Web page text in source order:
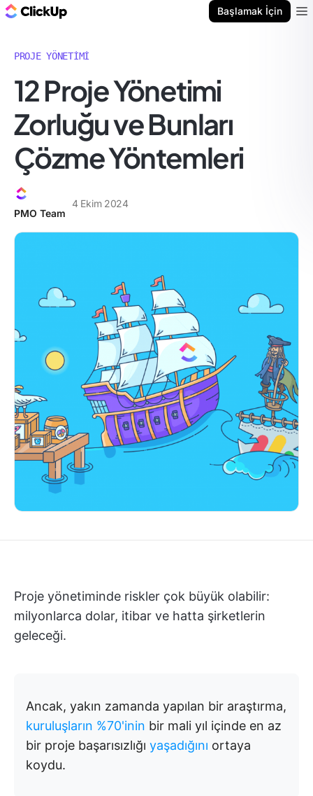
Başlamak İçin
PROJE YÖNETIMI
12 Proje Yönetimi
Zorluğu ve Bunları
Çözme Yöntemleri
PMO Team
4 Ekim 2024
Proje yönetiminde riskler çok büyük olabilir:
milyonlarca dolar, itibar ve hatta şirketlerin
geleceği.
Ancak, yakın zamanda yapılan bir araştırma,
kuruluşların %70'inin bir mali yıl içinde en az
bir proje başarısızlığı yaşadığını ortaya
koydu.